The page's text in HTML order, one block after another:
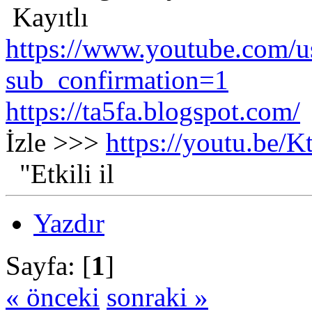
Kayıtlı
https://www.youtube.com/
sub_confirmation=1
https://ta5fa.blogspot.com/
İzle >>> https://youtu.be/
"Etkili il
Yazdır
Sayfa: [1]
« önceki sonraki »